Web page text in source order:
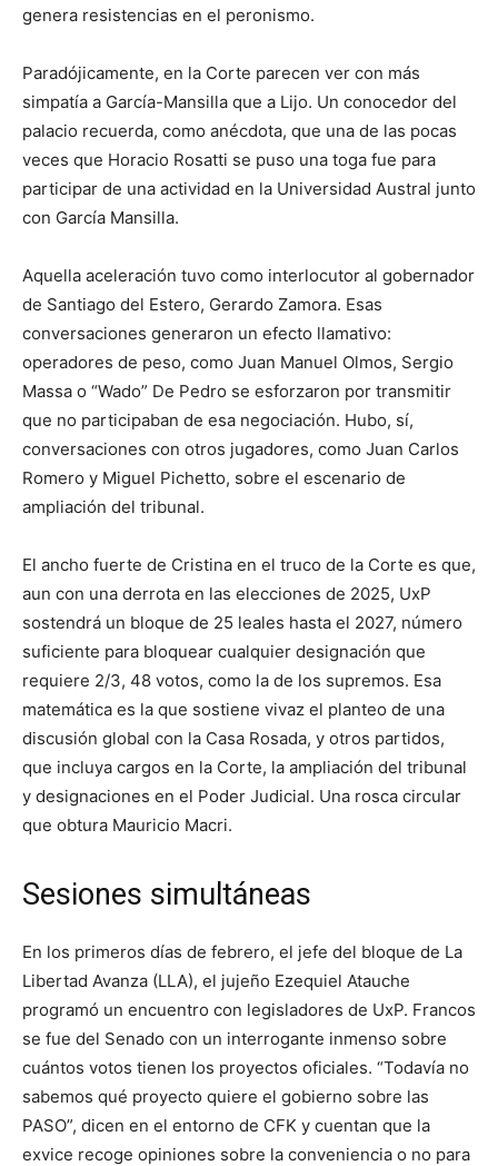
genera resistencias en el peronismo.
Paradójicamente, en la Corte parecen ver con más
simpatía a García-Mansilla que a Lijo. Un conocedor del
palacio recuerda, como anécdota, que una de las pocas
veces que Horacio Rosatti se puso una toga fue para
participar de una actividad en la Universidad Austral junto
con García Mansilla.
Aquella aceleración tuvo como interlocutor al gobernador
de Santiago del Estero, Gerardo Zamora. Esas
conversaciones generaron un efecto llamativo:
operadores de peso, como Juan Manuel Olmos, Sergio
Massa o “Wado” De Pedro se esforzaron por transmitir
que no participaban de esa negociación. Hubo, sí,
conversaciones con otros jugadores, como Juan Carlos
Romero y Miguel Pichetto, sobre el escenario de
ampliación del tribunal.
El ancho fuerte de Cristina en el truco de la Corte es que,
aun con una derrota en las elecciones de 2025, UxP
sostendrá un bloque de 25 leales hasta el 2027, número
suficiente para bloquear cualquier designación que
requiere 2/3, 48 votos, como la de los supremos. Esa
matemática es la que sostiene vivaz el planteo de una
discusión global con la Casa Rosada, y otros partidos,
que incluya cargos en la Corte, la ampliación del tribunal
y designaciones en el Poder Judicial. Una rosca circular
que obtura Mauricio Macri.
Sesiones simultáneas
En los primeros días de febrero, el jefe del bloque de La
Libertad Avanza (LLA), el jujeño Ezequiel Atauche
programó un encuentro con legisladores de UxP. Francos
se fue del Senado con un interrogante inmenso sobre
cuántos votos tienen los proyectos oficiales. “Todavía no
sabemos qué proyecto quiere el gobierno sobre las
PASO”, dicen en el entorno de CFK y cuentan que la
exvice recoge opiniones sobre la conveniencia o no para